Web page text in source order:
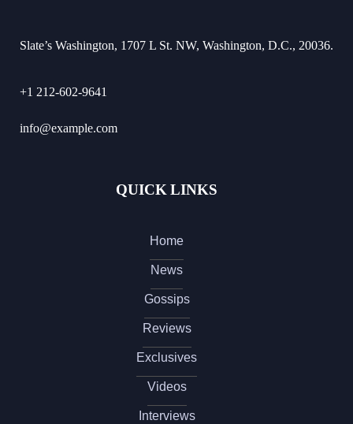
Slate’s Washington, 1707 L St. NW, Washington, D.C., 20036.
+1 212-602-9641
info@example.com
QUICK LINKS
Home
News
Gossips
Reviews
Exclusives
Videos
Interviews